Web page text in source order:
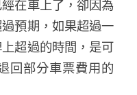
在車上了，卻因為
預期，如果超過一
超過的時間，是可
回部分車票費用的